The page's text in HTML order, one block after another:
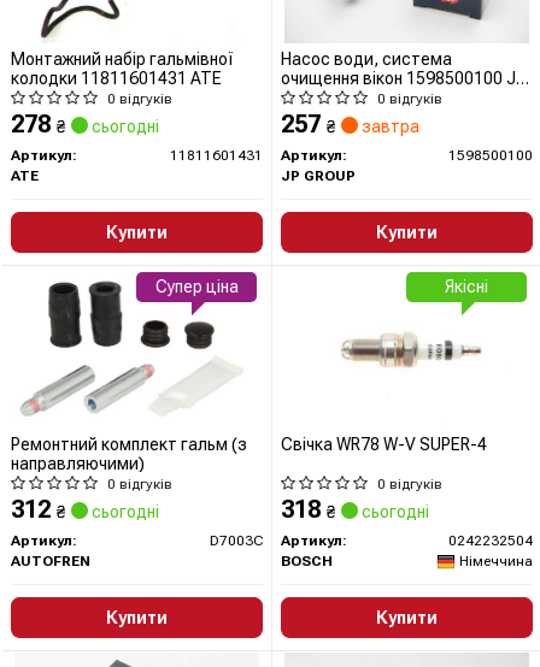
Монтажний набір гальмівної
колодки 11811601431 ATE
0 відгуків
278 ₴ сьогодні
Артикул:
11811601431
ATE
Купити
Насос води, система
очищення вікон 1598500100 JP
GROUP (QUINTON HAZELL)
0 відгуків
257 ₴ завтра
Артикул:
1598500100
JP GROUP
Купити
Ремонтний комплект гальм (з
направляючими)
0 відгуків
312 ₴ сьогодні
Артикул:
D7003C
AUTOFREN
Купити
Супер ціна
Свічка WR78 W-V SUPER-4
0 відгуків
318 ₴ сьогодні
Артикул:
0242232504
BOSCH
Німеччина
Купити
Якісні